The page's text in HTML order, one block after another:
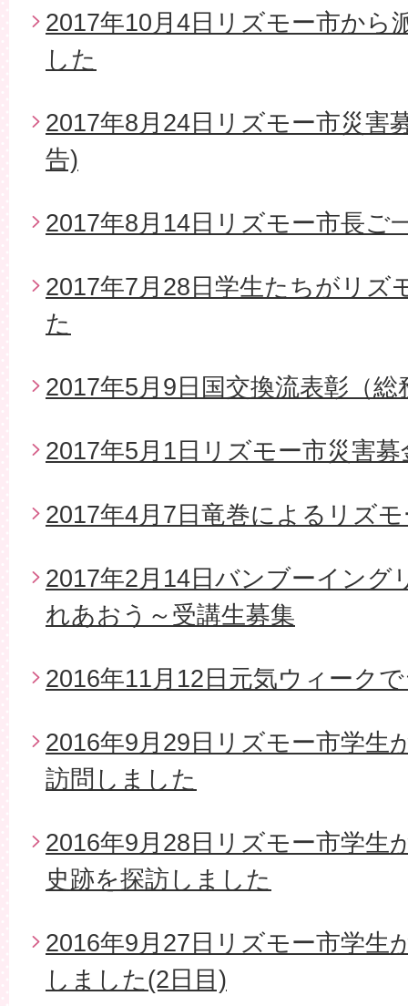
2017年10月4日リズモー市から
した
2017年8月24日リズモー市災害
告)
2017年8月14日リズモー市長ご
2017年7月28日学生たちがリズ
た
2017年5月9日国交換流表彰（総
2017年5月1日リズモー市災害
2017年4月7日竜巻によるリズ
2017年2月14日バンブーイング
れあおう～受講生募集
2016年11月12日元気ウィーク
2016年9月29日リズモー市学生
訪問しました
2016年9月28日リズモー市学生
史跡を探訪しました
2016年9月27日リズモー市学生
しました(2日目)